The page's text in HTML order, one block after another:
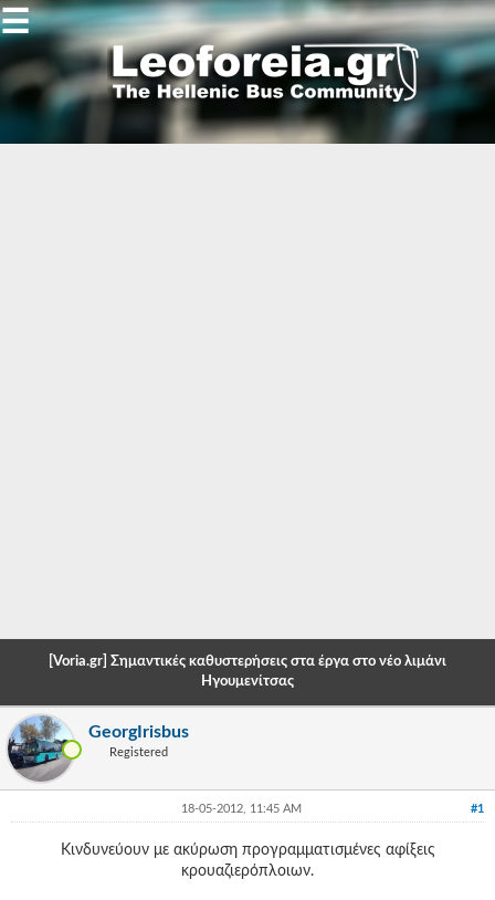
Gallery
-
-
☰
[Voria.gr] Σημαντικές καθυστερήσεις στα έργα στο νέο λιμάνι
Ηγουμενίτσας
GeorgIrisbus
Registered
#1
18-05-2012, 11:45 AM
Κινδυνεύουν με ακύρωση προγραμματισμένες αφίξεις
κρουαζιερόπλοιων.